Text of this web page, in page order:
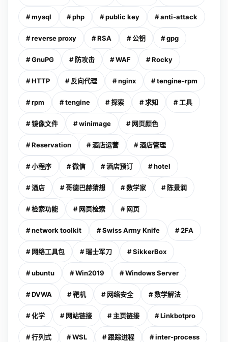
# mysql # php # public key # anti-attack
# reverse proxy # RSA # 公钥 # gpg
# GnuPG # 防攻击 # WAF # Rocky
# HTTP # 反向代理 # nginx # tengine-rpm
# rpm # tengine # 探索 # 求知 # 工具
# 镜像文件 # winimage # 网页颜色
# Reservation # 酒店运营 # 酒店管理
# 小程序 # 微信 # 酒店预订 # hotel
# 酒店 # 哥德巴赫猜想 # 数学家 # 陈景润
# 检索功能 # 网页检索 # 网页
# network toolkit # Swiss Army Knife # 2FA
# 网络工具包 # 瑞士军刀 # SikkerBox
# ubuntu # Win2019 # Windows Server
# DVWA # 靶机 # 网络安全 # 数学解法
# 化学 # 网站链接 # 主页链接 # Linkbotpro
# 行列式 # WSL # 跟踪进程 # inter-process